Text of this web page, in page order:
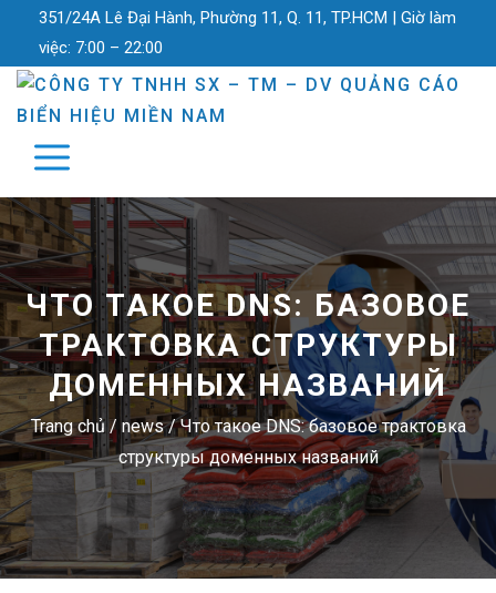
351/24A Lê Đại Hành, Phường 11, Q. 11, TP.HCM | Giờ làm
việc: 7:00 – 22:00
ЧТО ТАКОЕ DNS: БАЗОВОЕ
ТРАКТОВКА СТРУКТУРЫ
ДОМЕННЫХ НАЗВАНИЙ
Trang chủ/ news/Что такое DNS: базовое трактовка
структуры доменных названий